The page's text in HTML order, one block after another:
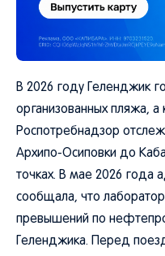
В 2026 году Геленджик
организованных пляжа, а
Роспотребнадзор
Архипо-Осиповки до
точках. В мае 2026 года
сообщала, что
превышений по
Геленджика. Перед